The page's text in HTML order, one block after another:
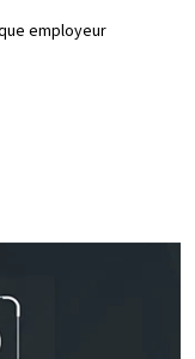
employeur